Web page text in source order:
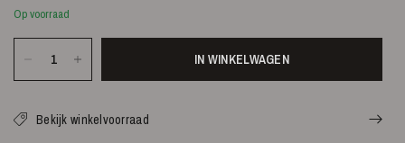
Op voorraad
IN WINKELWAGEN
Bekijk winkelvoorraad